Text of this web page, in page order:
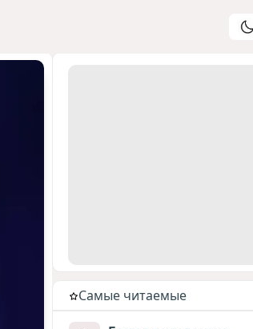
Cамые читаемые